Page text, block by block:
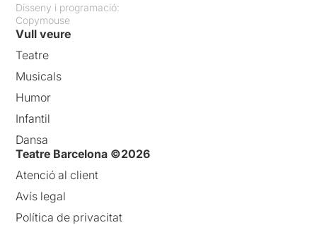
Disseny i programació:
Copymouse
Vull veure
Teatre
Musicals
Humor
Infantil
Dansa
Teatre Barcelona ©2026
Atenció al client
Avís legal
Política de privacitat